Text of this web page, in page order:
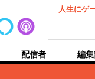
人生にゲ
配信者 編